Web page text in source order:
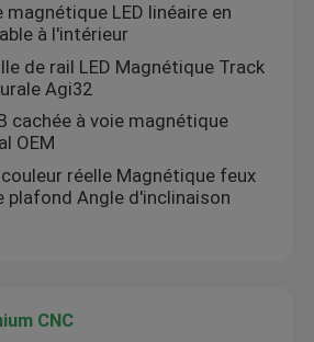
magnétique LED linéaire en
à l'intérieur
de rail LED Magnétique Track
Agi32
cachée à voie magnétique
OEM
réelle Magnétique feux
plafond Angle d'inclinaison
CNC